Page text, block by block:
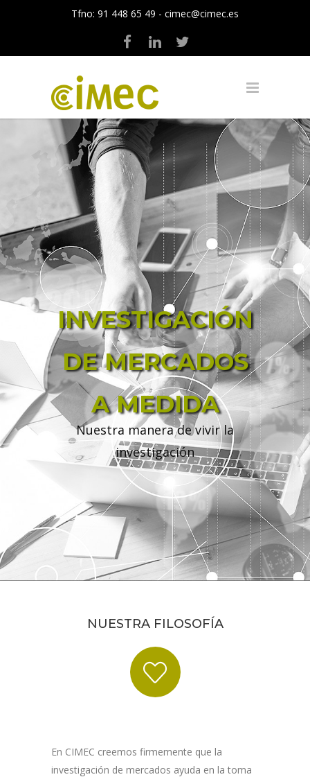
Tfno: 91 448 65 49 - cimec@cimec.es
INVESTIGACIÓN
DE MERCADOS
A MEDIDA
Nuestra manera de vivir la
investigación
NUESTRA FILOSOFÍA
En CIMEC creemos firmemente que la
investigación de mercados ayuda en la toma